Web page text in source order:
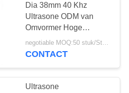
Dia 38mm 40 Khz
Ultrasone ODM van
Omvormer Hoge
Prestaties Beschikbare
OEM
negotiable MOQ:50 stuk/Stukken
CONTACT
Ultrasone